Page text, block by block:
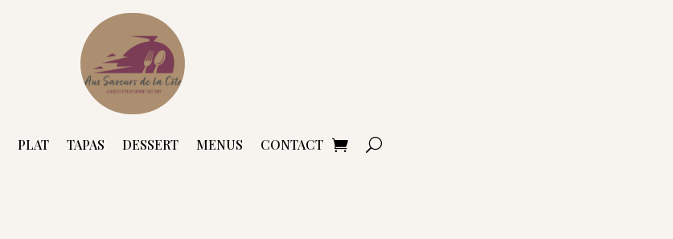
PLAT TAPAS DESSERT MENUS CONTACT